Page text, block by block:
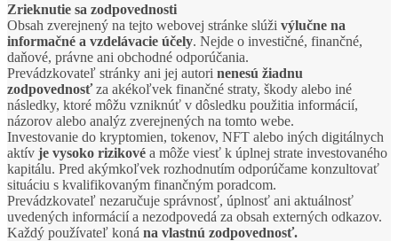
Zrieknutie sa zodpovednosti
Obsah zverejnený na tejto webovej stránke slúži výlučne na
informačné a vzdelávacie účely. Nejde o investičné, finančné,
daňové, právne ani obchodné odporúčania.
Prevádzkovateľ stránky ani jej autori nenesú žiadnu
zodpovednosťza akékoľvek finančné straty, škody alebo iné
následky, ktoré môžu vzniknúť v dôsledku použitia informácií,
názorov alebo analýz zverejnených na tomto webe.
Investovanie do kryptomien, tokenov, NFT alebo iných digitálnych
aktív je vysoko rizikové a môže viesť k úplnej strate investovaného
kapitálu. Pred akýmkoľvek rozhodnutím odporúčame konzultovať
situáciu s kvalifikovaným finančným poradcom.
Prevádzkovateľ nezaručuje správnosť, úplnosť ani aktuálnosť
uvedených informácií a nezodpovedá za obsah externých odkazov.
Každý používateľ koná na vlastnú zodpovednosť.